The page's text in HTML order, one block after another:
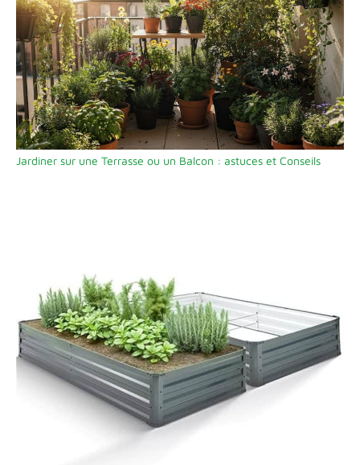
Jardiner sur une Terrasse ou un Balcon : astuces et Conseils